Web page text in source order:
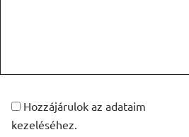
Hozzájárulok az adataim
kezeléséhez.